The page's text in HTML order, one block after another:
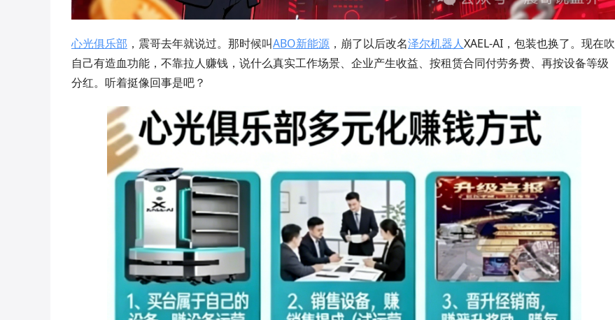
心光俱乐部 ，震哥去年就说过。那时候叫ABO新能源 ，崩了以后改名泽尔机器人XAEL-AI，包装也换了。现在吹
自己有造血功能，不靠拉人赚钱，说什么真实工作场景、企业产生收益、按租赁合同付劳务费、再按设备等级
分红。听着挺像回事是吧？